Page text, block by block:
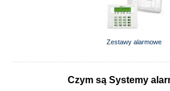
Zestawy alarmowe
Czym są Systemy